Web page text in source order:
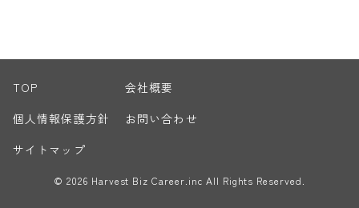
TOP
会社概要
個人情報保護方針
お問い合わせ
サイトマップ
© 2026 Harvest Biz Career.inc All Rights Reserved.